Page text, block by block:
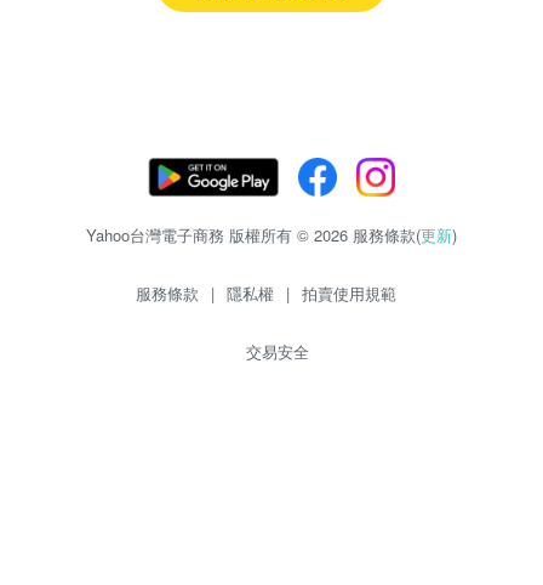
Yahoo台灣電子商務 版權所有 © 2026 服務條款(更新)
服務條款 | 隱私權 | 拍賣使用規範
交易安全